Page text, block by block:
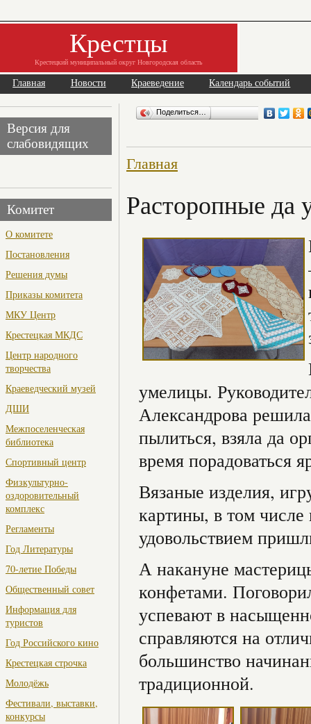
Крестцы
Крестецкий муниципальный округ Новгородская область
Главная Новости Краеведение Календарь событий
Версия для
слабовидящих
Комитет
О комитете
Постановления
Решения думы
Приказы комитета
МКУ Центр
Крестецкая МКДС
Центр народного
творчества
Краеведческий музей
ДШИ
Межпоселенческая
библиотека
Спортивный центр
Физкультурно-
оздоровительный
комплекс
Регламенты
Год Литературы
70-летие Победы
Общественный совет
Информация для
туристов
Год Российского кино
Крестецкая строчка
Молодёжь
Фестивали, выставки,
конкурсы
Поделиться…
Главная
Расторопные да
умелицы.
Александрова
пылиться, взяла да
время порадоваться
Вязаные изделия,
картины, в том
удовольствием
А накануне
конфетами.
успевают в
справляются на
большинство
традиционной.